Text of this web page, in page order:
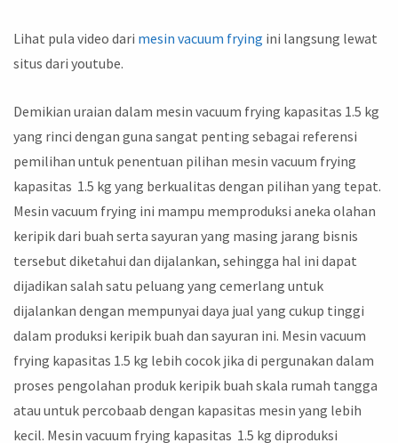
Lihat pula video dari mesin vacuum frying ini langsung lewat
situs dari youtube.
Demikian uraian dalam mesin vacuum frying kapasitas 1.5 kg
yang rinci dengan guna sangat penting sebagai referensi
pemilihan untuk penentuan pilihan mesin vacuum frying
kapasitas 1.5 kg yang berkualitas dengan pilihan yang tepat.
Mesin vacuum frying ini mampu memproduksi aneka olahan
keripik dari buah serta sayuran yang masing jarang bisnis
tersebut diketahui dan dijalankan, sehingga hal ini dapat
dijadikan salah satu peluang yang cemerlang untuk
dijalankan dengan mempunyai daya jual yang cukup tinggi
dalam produksi keripik buah dan sayuran ini. Mesin vacuum
frying kapasitas 1.5 kg lebih cocok jika di pergunakan dalam
proses pengolahan produk keripik buah skala rumah tangga
atau untuk percobaab dengan kapasitas mesin yang lebih
kecil. Mesin vacuum frying kapasitas 1.5 kg diproduksi